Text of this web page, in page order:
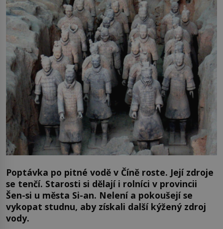
Poptávka po pitné vodě v Číně roste. Její zdroje
se tenčí. Starosti si dělají i rolníci v provincii
Šen-si u města Si-an. Nelení a pokoušejí se
vykopat studnu, aby získali další kýžený zdroj
vody.